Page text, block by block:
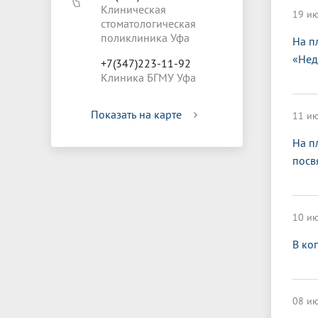
Клиническая
стоматологическая
поликлиника Уфа
+7(347)223-11-92
Клиника БГМУ Уфа
Показать на карте
19
На
11
На
10
В
08